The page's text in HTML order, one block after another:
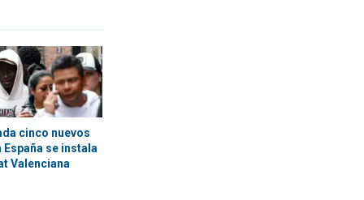
cinco nuevos
se instala
Valenciana